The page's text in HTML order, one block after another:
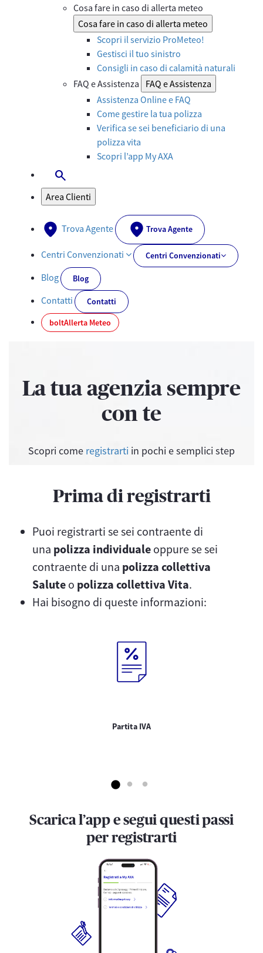
Cosa fare in caso di allerta meteo
Cosa fare in caso di allerta meteo
Scopri il servizio ProMeteo!
Gestisci il tuo sinistro
Consigli in caso di calamità naturali
FAQ e Assistenza
FAQ e Assistenza
Assistenza Online e FAQ
Come gestire la tua polizza
Verifica se sei beneficiario di una
polizza vita
Scopri l’app My AXA
searchApri-Chiudi Barra di ricerca
Area Clienti
Trova Agente Trova Agente
Centri Convenzionati Centri Convenzionati
Blog Blog
Contatti
Contatti
boltAllerta Meteo
La tua agenzia sempre
con te
Scopri come registrarti in pochi e semplici step
Prima di registrarti
Puoi registrarti se sei contraente di
una polizza individuale oppure se sei
contraente di una polizza collettiva
Salute o polizza collettiva Vita.
Hai bisogno di queste informazioni:
Partita IVA
Scarica l’app e segui questi passi
per registrarti